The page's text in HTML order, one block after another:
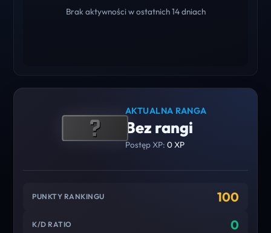
Brak aktywności w ostatnich 14 dniach
AKTUALNA RANGA
Bez rangi
Postęp XP: 0 XP
PUNKTY RANKINGU 100
K/D RATIO 0